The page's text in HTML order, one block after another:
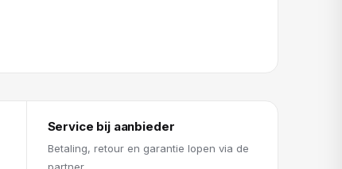
Service bij aanbieder
Betaling, retour en garantie lopen via de